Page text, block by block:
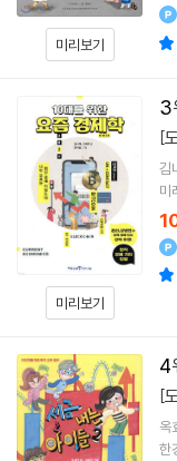
미리보기
3
미리보기
[
김
미
4
[
옥
한